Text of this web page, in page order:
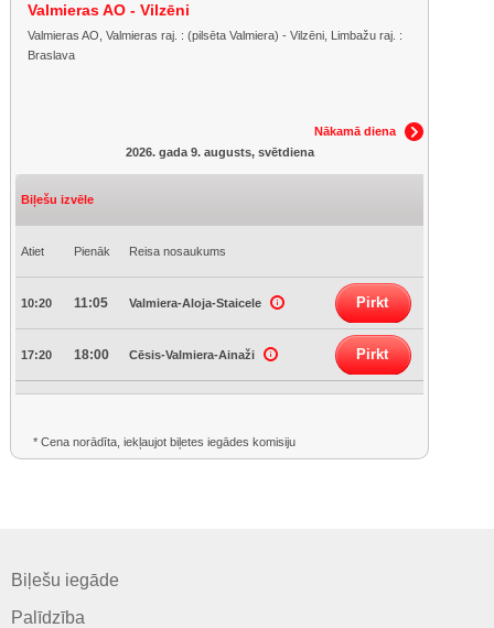
Valmieras AO - Vilzēni
Valmieras AO, Valmieras raj. : (pilsēta Valmiera) - Vilzēni, Limbažu raj. :
Braslava
Nākamā diena
2026. gada 9. augusts, svētdiena
Biļešu izvēle
Atiet Pienāk Reisa nosaukums
10:20 11:05 Valmiera-Aloja-Staicele Pirkt
17:20 18:00 Cēsis-Valmiera-Ainaži Pirkt
* Cena norādīta, iekļaujot biļetes iegādes komisiju
Biļešu iegāde
Palīdzība